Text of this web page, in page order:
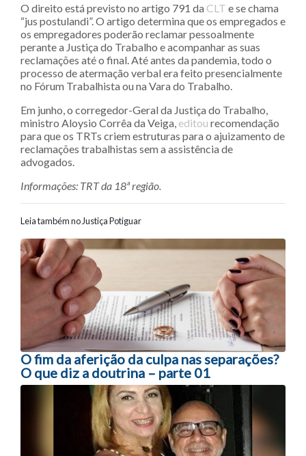
O direito está previsto no artigo 791 da CLT e se chama
“jus postulandi”. O artigo determina que os empregados e
os empregadores poderão reclamar pessoalmente
perante a Justiça do Trabalho e acompanhar as suas
reclamações até o final. Até antes da pandemia, todo o
processo de atermação verbal era feito presencialmente
no Fórum Trabalhista ou na Vara do Trabalho.
Em junho, o corregedor-Geral da Justiça do Trabalho,
ministro Aloysio Corrêa da Veiga, editou recomendação
para que os TRTs criem estruturas para o ajuizamento de
reclamações trabalhistas sem a assistência de
advogados.
Informações: TRT da 18ª região.
Leia também no Justiça Potiguar
Navegação entre posts
O fim da aferição da culpa nas separações?
O que diz a doutrina – parte 01